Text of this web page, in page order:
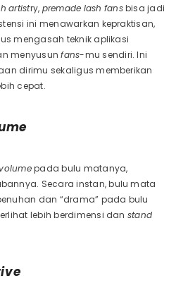
artistry, premade lash fansbisa jadi
ini menawarkan kepraktisan,
mengasah teknik aplikasi
menyusunfans-mu sendiri. Ini
dirimu sekaligus memberikan
cepat.
pada bulu matanya,
Secara instan, bulu mata
dan “drama” pada bulu
lebih berdimensi dan stand